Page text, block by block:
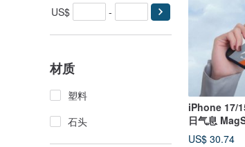
US$
-
材质
塑料
石头
iPhone 17/
日气息
US$ 30.74